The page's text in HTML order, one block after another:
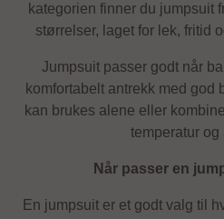
kategorien finner du jumpsuit
størrelser, laget for lek, fritid
Jumpsuit passer godt når
komfortabelt antrekk med god
kan brukes alene eller
temperatur og
Når passer en
En jumpsuit er et godt valg til